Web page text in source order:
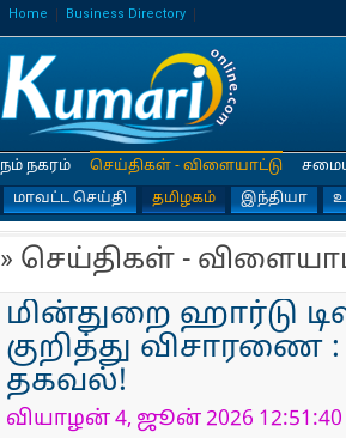
Home Business Directory
நம் நகரம்
செய்திகள் - விளையாட்டு
மாவட்ட செய்தி
தமிழகம் இந்தியா
» செய்திகள் -
மின்துறை ஹார்டு
குறித்து விசாரணை
தகவல்!
வியாழன் 4, ஜூன் 2026 12:51:40